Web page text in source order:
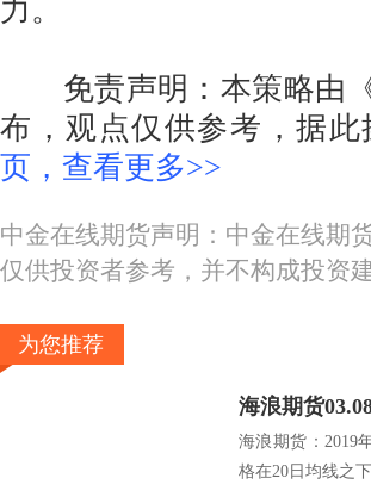
力。
免责声明：本策略由《
布，观点仅供参考，据
页，查看更多>>
中金在线期货声明：中金在线期
仅供投资者参考，并不构成投资
为您推荐
海浪期货
海浪期货：2019
格在20日均线之